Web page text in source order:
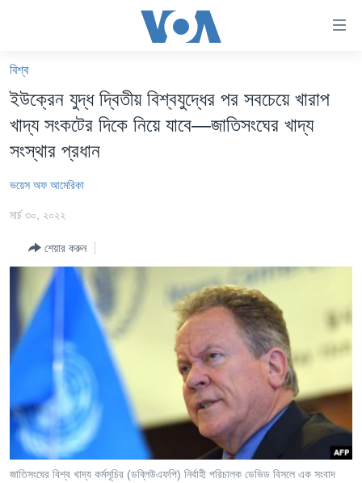
কনটেন্টে
যান।
প্রধান
ন্যাভিগেশনে
যান
বাংলাদেশ
যুক্তরাষ্ট্র
সম্পাদকীয়
টেলিভিশন
ভিডিও
Learning English
FOLLOW US
বিশ্ব
ইউক্রেন যুদ্ধ দ্বিতীয় বিশ্বযুদ্ধের পর সবচেয়ে খারাপ
খাদ্য সংকটের দিকে নিয়ে যাবে—জাতিসংঘের খাদ্য
সংস্থার প্রধান
ভয়েস অফ আমেরিকা
মার্চ ৩০, ২০২২
শেয়ার করুন
জাতিসংঘের বিশ্ব খাদ্য কর্মসূচির (ডব্লিউএফপি) নির্বাহী পরিচালক ডেভিড বিসলে এক সংবাদ